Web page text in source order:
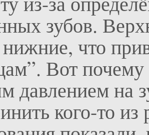
зубов.
что
Вот почему
давлением на
кого-то из